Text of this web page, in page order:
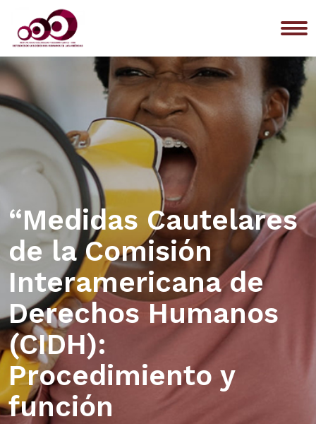
“Medidas Cautelares
de la Comisión
Interamericana de
Derechos Humanos
(CIDH):
Procedimiento y
función